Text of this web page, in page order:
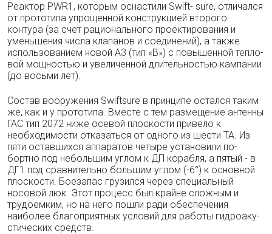
Реактор PWR1, которым оснастили Swift- sure, отличался
от прототипа упрощенной кон­струкцией второго
контура (за счет рациональ­ного проектирования и
уменьшения числа кла­панов и соединений), а также
использовани­ем новой A3 (тип «В») с повышенной тепло­
вой мощностью и увеличенной длительностью кампании
(до восьми лет).
Состав вооружения Swiftsure в принципе остался таким
же, как и у прототипа. Вместе с тем размещение антенны
ГАС тип 2072 ниже осевой плоскости привело к
необходимости отказаться от одного из шести ТА. Из
пяти оставшихся аппаратов четыре установили по-
бортно под небольшим углом к ДП корабля, а пятый - в
ДГ1 под сравнительно большим уг­лом (-6°) к основной
плоскости. Боезапас гру­зился через специальный
носовой люк. Этот процесс был крайне сложным и
трудоемким, но на него пошли ради обеспечения
наиболее благоприятных условий для работы гидроаку­
стических средств.